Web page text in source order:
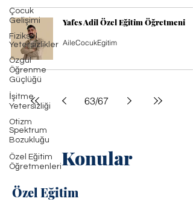
Çocuk
Gelişimi
Fiziksel
Yetersizlikler
Özgül
Öğrenme
Güçlüğü
İşitme
Yetersizliği
Otizm
Spektrum
Bozukluğu
Özel Eğitim
Öğretmenleri
Yafes Adil Özel Eğitim Öğretmeni
AileCocukEgitim
63/67
Konular
Özel Eğitim